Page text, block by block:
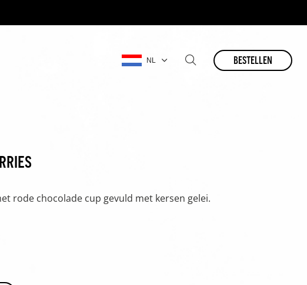
NL bestellen
rode chocolade cup gevuld met kersen gelei.